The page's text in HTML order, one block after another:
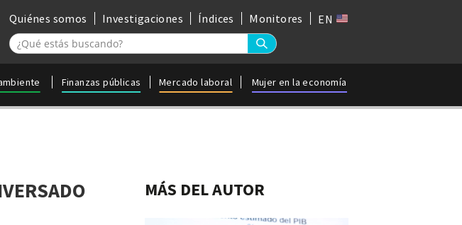
Quiénes somos Investigaciones Índices Monitores EN
Finanzas públicas Mercado laboral Mujer en la economía
MÁS DEL AUTOR